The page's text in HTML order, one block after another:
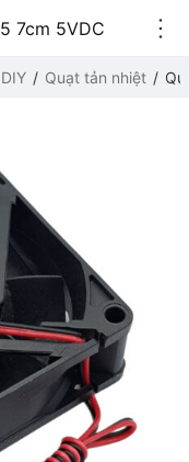
7cm 5VDC
Quạt tản nhiệt